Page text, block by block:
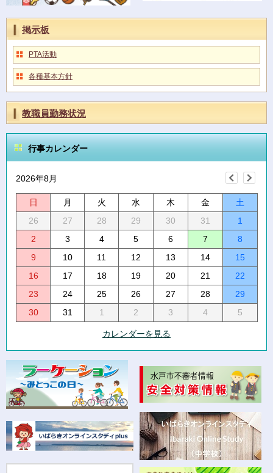
掲示板
PTA活動
各種基本方針
教職員勤務状況
行事カレンダー
2026年8月
日 月 火 水 木 金
土
26
27 28 29 30 31
1
2
3 4 5 6 7
8
9
10 11 12 13 14
15
16
17 18 19 20 21
22
23
24 25 26 27 28
29
30
31 1 2 3 4 5
カレンダーを見る